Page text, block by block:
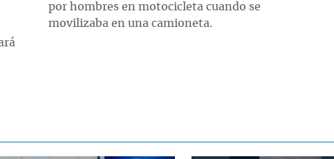
por hombres en motocicleta cuando se
movilizaba en una camioneta.